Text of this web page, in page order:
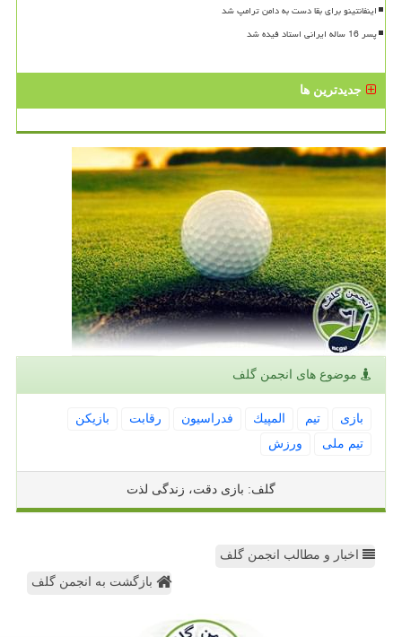
اینفانتینو برای بقا دست به دامن ترامپ شد
پسر 16 ساله ایرانی استاد فیده شد
جدیدترین ها
موضوع های انجمن گلف
بازی تیم المپیك فدراسیون رقابت
بازیكن
تیم ملی
ورزش
گلف: بازی دقت، زندگی لذت
اخبار و مطالب انجمن گلف
بازگشت به انجمن گلف